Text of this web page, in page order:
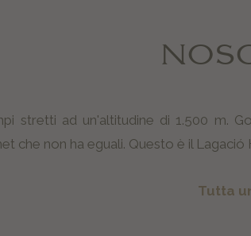
stretti ad un'altitudine di 1.500 m.
che non ha eguali. Questo è il
Tutta